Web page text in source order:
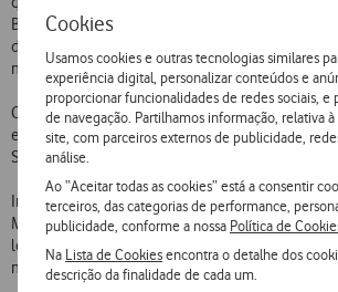
Cookies
Usamos cookies e outras tecnologias similares
experiência digital, personalizar conteúdos e
proporcionar funcionalidades de redes sociais, e
de navegação. Partilhamos informação, relativa
site, com parceiros externos de publicidade,
análise.
Ao “Aceitar todas as cookies” está a consentir
terceiros, das categorias de performance,
publicidade, conforme a nossa Política de
Na Lista de Cookiesencontra o detalhe dos
descrição da finalidade de cada um.
Bicaense Café, em Lisboa, no qual Hélio Morais,
da Vodafone FM poderão descontrair num
música.
Com a duração de uma hora, o novo programa
emitido na Vodafone FM às quintas-feiras às 22
Sábados às 18 horas e às segundas-feiras às 23
Integrado na filosofia de aproximação ao público
Mexetape dará a conhecer as preferências
leque de artistas ou produtores ligados a algo
música do momento.